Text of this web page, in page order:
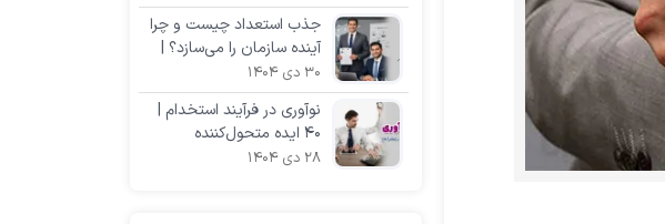
جذب استعداد چیست و چرا
آینده سازمان را می‌سازد؟ |
راهنمای جامع
30 دی 1404
نوآوری در فرآیند استخدام |
۴۰ ایده متحول‌کننده
مختص مدیران
28 دی 1404